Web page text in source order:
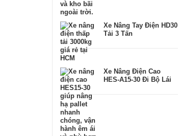
Xe Nâng Tay Điện HD30
Tải 3 Tấn
Xe Nâng Điện Cao
HES-A15-30 Đi Bộ Lái